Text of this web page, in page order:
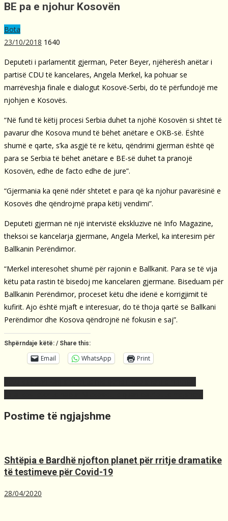
BE pa e njohur Kosovën
Bota
23/10/2018 1640
Deputeti i parlamentit gjerman, Peter Beyer, njëherësh anëtar i
partisë CDU të kancelares, Angela Merkel, ka pohuar se
marrëveshja finale e dialogut Kosovë-Serbi, do të përfundojë me
njohjen e Kosovës.
“Në fund të këtij procesi Serbia duhet ta njohë Kosovën si shtet të
pavarur dhe Kosova mund të bëhet anëtare e OKB-së. Është
shumë e qarte, s’ka asgjë të re këtu, qëndrimi gjerman është që
para se Serbia të bëhet anëtare e BE-së duhet ta pranojë
Kosovën, edhe de facto edhe de jure”.
“Gjermania ka qenë ndër shtetet e para që ka njohur pavarësinë e
Kosovës dhe qëndrojmë prapa këtij vendimi”.
Deputeti gjerman në një intervistë ekskluzive në Info Magazine,
theksoi se kancelarja gjermane, Angela Merkel, ka interesim për
Ballkanin Perëndimor.
“Merkel interesohet shumë për rajonin e Ballkanit. Para se të vija
këtu pata rastin të bisedoj me kancelaren gjermane. Biseduam për
Ballkanin Perëndimor, proceset këtu dhe idenë e korrigjimit të
kufirit. Ajo është mjaft e interesuar, do të thoja qartë se Ballkani
Perëndimor dhe Kosova qëndrojnë në fokusin e saj”.
Shpërndaje këtë: / Share this:
Email WhatsApp Print
Postime të ngjajshme
Shtëpia e Bardhë njofton planet për rritje dramatike
të testimeve për Covid-19
28/04/2020